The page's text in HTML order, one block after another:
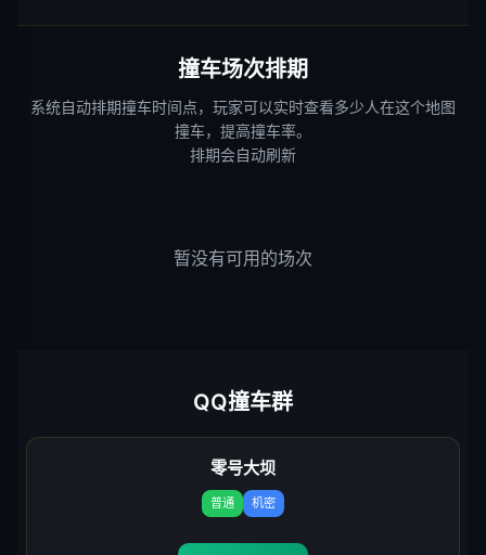
撞车场次排期
系统自动排期撞车时间点，玩家可以实时查看多少人在这个地图
撞车，提高撞车率。
排期会自动刷新
暂没有可用的场次
QQ撞车群
零号大坝
普通 机密